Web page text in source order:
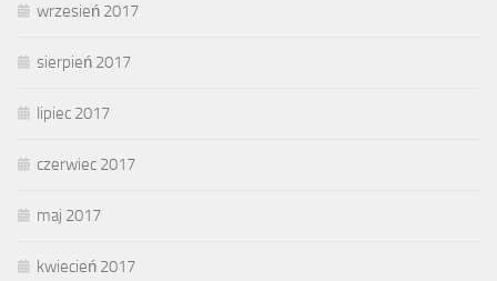
wrzesień 2017
sierpień 2017
lipiec 2017
czerwiec 2017
maj 2017
kwiecień 2017